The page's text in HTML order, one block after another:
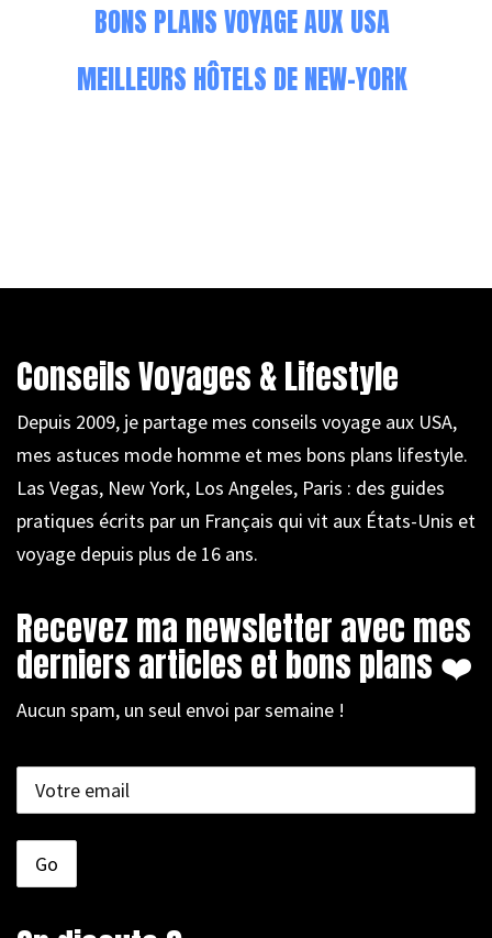
BONS PLANS VOYAGE AUX USA
MEILLEURS HÔTELS DE NEW-YORK
Conseils Voyages & Lifestyle
Depuis 2009, je partage mes conseils voyage aux USA,
mes astuces mode homme et mes bons plans lifestyle.
Las Vegas, New York, Los Angeles, Paris : des guides
pratiques écrits par un Français qui vit aux États-Unis et
voyage depuis plus de 16 ans.
Recevez ma newsletter avec mes
derniers articles et bons plans ❤️
Aucun spam, un seul envoi par semaine !